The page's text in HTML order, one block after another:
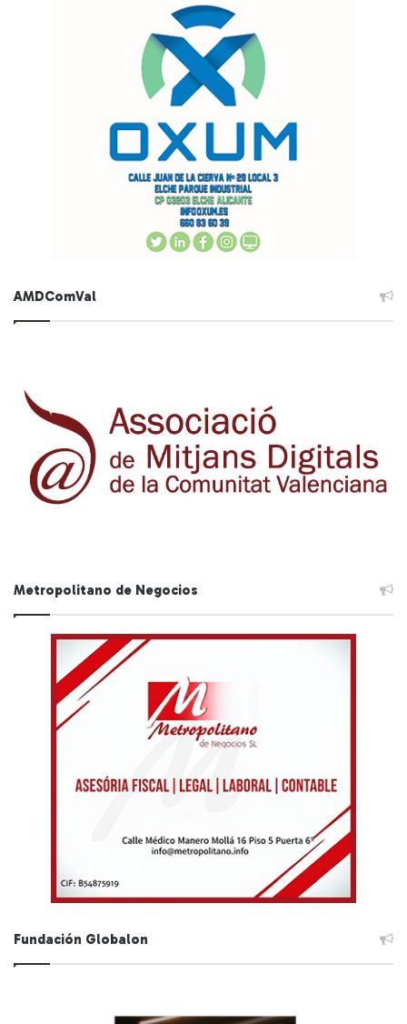
AMDComVal
Metropolitano de Negocios
Fundación Globalon